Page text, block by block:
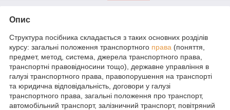
Опис
Структура посібника складається з таких основних розділів
курсу: загальні положення транспортного права (поняття,
предмет, метод, система, джерела транспортного права,
транспортні правовідносини тощо), державне управління в
галузі транспортного права, правопорушення на транспорті
та юридична відповідальність, договори у галузі
транспортного права, загальні положення про транспорт,
автомобільний транспорт, залізничний транспорт, повітряний